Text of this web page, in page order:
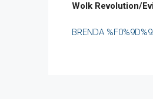
Wolk Revolution/
BRENDA